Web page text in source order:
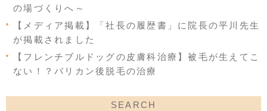
の場づくりへ～
【メディア掲載】「社長の履歴書」に院長の平川先生
が掲載されました
【フレンチブルドッグの皮膚科治療】被毛が生えてこ
ない！？バリカン後脱毛の治療
SEARCH